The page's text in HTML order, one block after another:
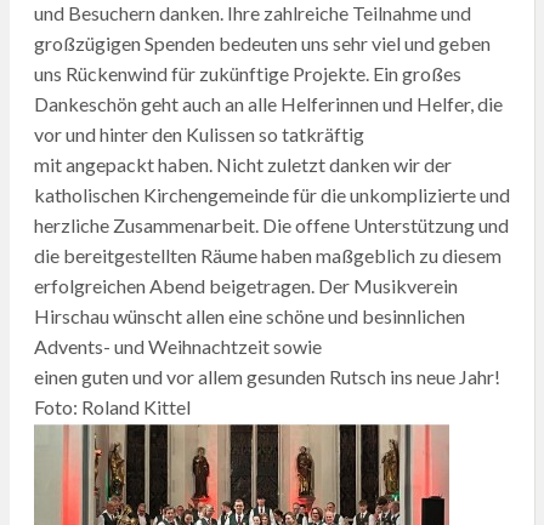
und Besuchern danken. Ihre zahlreiche Teilnahme und
großzügigen Spenden bedeuten uns sehr viel und geben
uns Rückenwind für zukünftige Projekte. Ein großes
Dankeschön geht auch an alle Helferinnen und Helfer, die
vor und hinter den Kulissen so tatkräftig
mit angepackt haben. Nicht zuletzt danken wir der
katholischen Kirchengemeinde für die unkomplizierte und
herzliche Zusammenarbeit. Die offene Unterstützung und
die bereitgestellten Räume haben maßgeblich zu diesem
erfolgreichen Abend beigetragen. Der Musikverein
Hirschau wünscht allen eine schöne und besinnlichen
Advents- und Weihnachtzeit sowie
einen guten und vor allem gesunden Rutsch ins neue Jahr!
Foto: Roland Kittel